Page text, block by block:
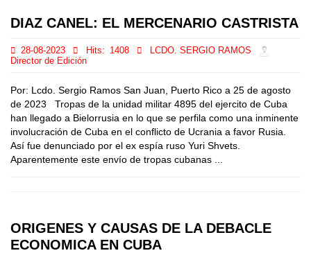
DIAZ CANEL: EL MERCENARIO CASTRISTA
28-08-2023 Hits: 1408
LCDO. SERGIO RAMOS
Director de Edición
Por: Lcdo. Sergio Ramos San Juan, Puerto Rico a 25 de agosto
de 2023 Tropas de la unidad militar 4895 del ejercito de Cuba
han llegado a Bielorrusia en lo que se perfila como una inminente
involucración de Cuba en el conflicto de Ucrania a favor Rusia.
Así fue denunciado por el ex espía ruso Yuri Shvets.
Aparentemente este envío de tropas cubanas ...
ORIGENES Y CAUSAS DE LA DEBACLE
ECONOMICA EN CUBA